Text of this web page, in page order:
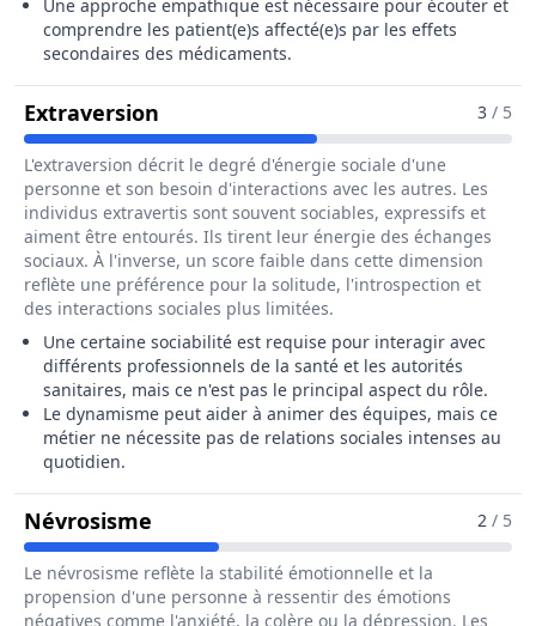
Une approche empathique est nécessaire pour écouter et
comprendre les patient(e)s affecté(e)s par les effets
secondaires des médicaments.
Extraversion Pour Le Métier De Responsable
3 / 5
L'extraversion décrit le degré d'énergie sociale d'une
personne et son besoin d'interactions avec les autres. Les
individus extravertis sont souvent sociables, expressifs et
aiment être entourés. Ils tirent leur énergie des échanges
sociaux. À l'inverse, un score faible dans cette dimension
reflète une préférence pour la solitude, l'introspection et
des interactions sociales plus limitées.
Une certaine sociabilité est requise pour interagir avec
différents professionnels de la santé et les autorités
sanitaires, mais ce n'est pas le principal aspect du rôle.
Le dynamisme peut aider à animer des équipes, mais ce
métier ne nécessite pas de relations sociales intenses au
quotidien.
Névrosisme Pour Le Métier De Responsable
2 / 5
Le névrosisme reflète la stabilité émotionnelle et la
propension d'une personne à ressentir des émotions
négatives comme l'anxiété, la colère ou la dépression. Les